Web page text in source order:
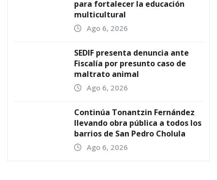
para fortalecer la educación
multicultural
Ago 6, 2026
SEDIF presenta denuncia ante
Fiscalía por presunto caso de
maltrato animal
Ago 6, 2026
Continúa Tonantzin Fernández
llevando obra pública a todos los
barrios de San Pedro Cholula
Ago 6, 2026